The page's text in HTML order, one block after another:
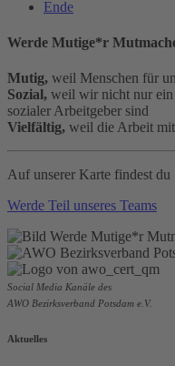
Ende
Werde Mutige*r
Mutig, weil Menschen für
Sozial, weil wir nicht nur ein
sozialer Arbeitgeber sind
Vielfältig, weil die Arbeit
Auf unserer Karte findest du
Werde Teil unseres Teams
Social Media Kanäle des
AWO Bezirksverband Potsdam e.V.
Aktuelles